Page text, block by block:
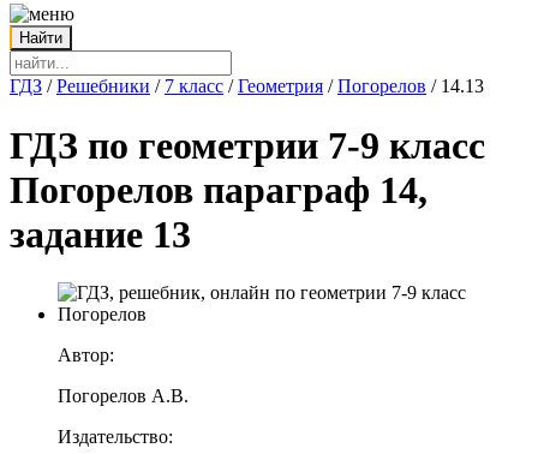
ГДЗ / Решебники / 7 класс / Геометрия / Погорелов / 14.13
ГДЗ по геометрии 7-9 класс
Погорелов параграф 14,
задание 13
Автор:
Погорелов А.В.
Издательство: